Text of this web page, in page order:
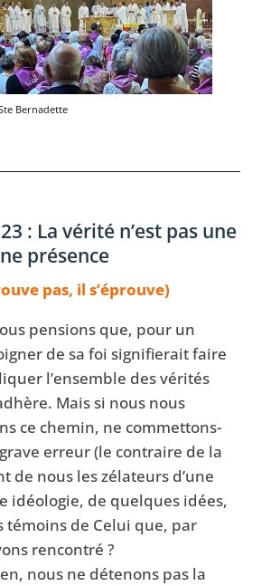
Bernadette
: La vérité n’est pas une
présence
pas, il s’éprouve)
pensions que, pour un
de sa foi signifierait faire
l’ensemble des vérités
Mais si nous nous
ce chemin, ne commettons-
erreur (le contraire de la
de nous les zélateurs d’une
idéologie, de quelques idées,
témoins de Celui que, par
rencontré ?
nous ne détenons pas la